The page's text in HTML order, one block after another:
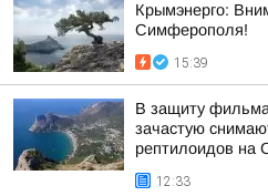
Крымэнерго:
Симферополя!
15:39
В защиту
зачастую
рептилоидов на
12:33